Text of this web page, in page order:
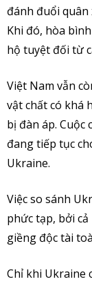
đánh đuổi
Khi đó, hòa
hộ tuyệt đối từ
Việt Nam vẫn
vật chất có khá
bị đàn áp. Cuộc
đang tiếp tục
Ukraine.
Việc so sánh
phức tạp, bởi
giềng độc tài
Chỉ khi Ukraine